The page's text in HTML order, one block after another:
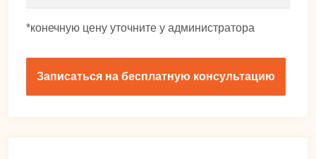
*конечную цену уточните у администратора
Записаться на бесплатную консультацию